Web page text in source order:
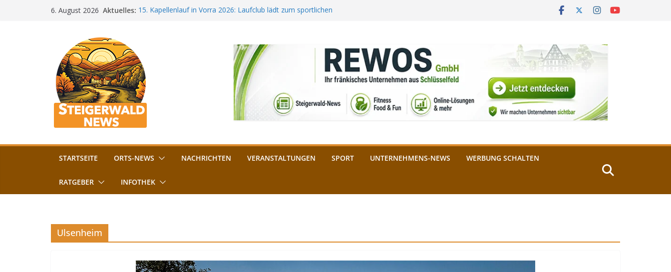
6. August 2026 Aktuelles: 15. Kapellenlauf in Vorra 2026: Laufclub lädt zum sportlichen
„Bamberger Böhnla“: Kaffee aus Bamberg unterstützt die
Lebenshilfe
Aschbacher Kerwa startet bald: Das ist heuer geboten
Vollsperrung am Friedhof in Schlüsselfeld: Kreuzung ab 3.
August gesperrt
STARTSEITE ORTS-NEWS NACHRICHTEN VERANSTALTUNGEN SPORT UNTERNEHMENS-NEWS WERBUNG SCHALTEN
RATGEBER INFOTHEK
Ulsenheim